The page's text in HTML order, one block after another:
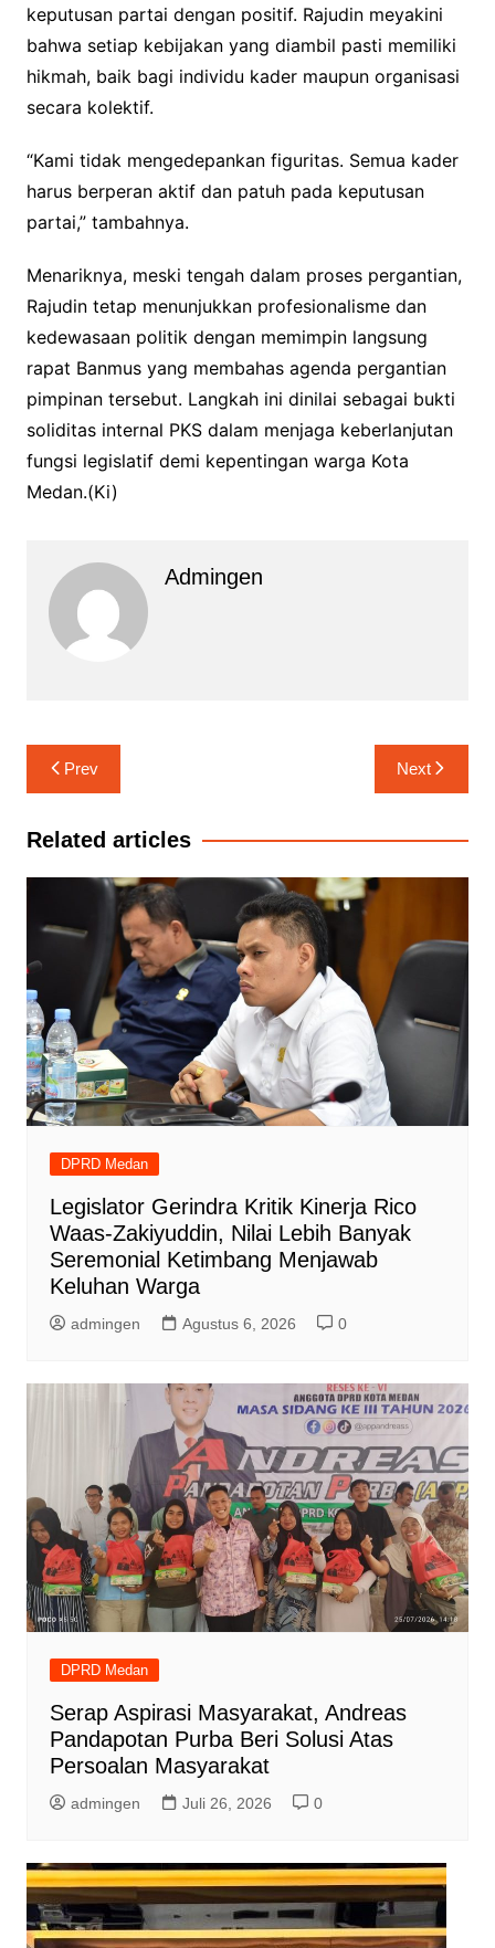
keputusan partai dengan positif. Rajudin meyakini
bahwa setiap kebijakan yang diambil pasti memiliki
hikmah, baik bagi individu kader maupun organisasi
secara kolektif.
“Kami tidak mengedepankan figuritas. Semua kader
harus berperan aktif dan patuh pada keputusan
partai,” tambahnya.
Menariknya, meski tengah dalam proses pergantian,
Rajudin tetap menunjukkan profesionalisme dan
kedewasaan politik dengan memimpin langsung
rapat Banmus yang membahas agenda pergantian
pimpinan tersebut. Langkah ini dinilai sebagai bukti
soliditas internal PKS dalam menjaga keberlanjutan
fungsi legislatif demi kepentingan warga Kota
Medan.(Ki)
Admingen
Navigasi
pos
Prev Next
Related articles
DPRD Medan
Legislator Gerindra Kritik Kinerja Rico
Waas-Zakiyuddin, Nilai Lebih Banyak
Seremonial Ketimbang Menjawab
Keluhan Warga
admingen Agustus 6, 2026 0
DPRD Medan
Serap Aspirasi Masyarakat, Andreas
Pandapotan Purba Beri Solusi Atas
Persoalan Masyarakat
admingen Juli 26, 2026 0